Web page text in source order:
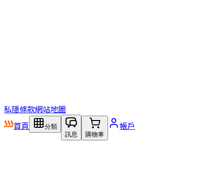
私隱條款網站地圖
首頁
分類
訊息
購物車
帳戶